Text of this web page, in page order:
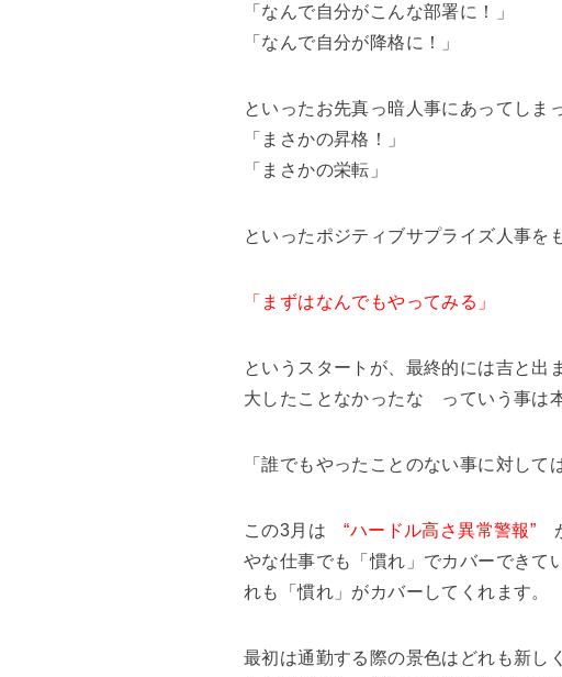
「なんで自分がこんな部署に！」
「なんで自分が降格に！」
といったお先真っ暗人事にあってしま
「まさかの昇格！」
「まさかの栄転」
といったポジティブサプライズ人事を
「まずはなんでもやってみる」
というスタートが、最終的には吉と出
大したことなかったな っていう事は
「誰でもやったことのない事に対して
この3月は“ハードル高さ異常警報”
やな仕事でも「慣れ」でカバーできて
れも「慣れ」がカバーしてくれます。
最初は通勤する際の景色はどれも新し